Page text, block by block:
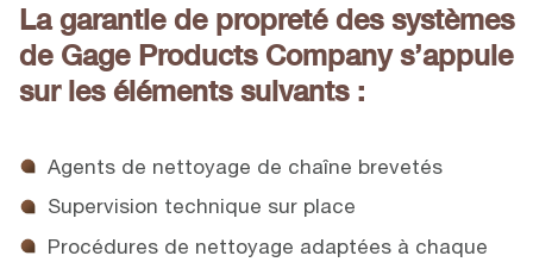
La garantie de propreté des systèmes
de Gage Products Company s’appuie
sur les éléments suivants :
Agents de nettoyage de chaîne brevetés
Supervision technique sur place
Procédures de nettoyage adaptées à chaque